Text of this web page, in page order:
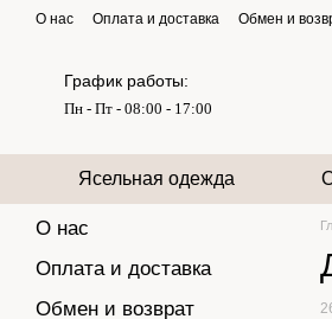
Перейти к основному контенту
О нас Оплата и доставка Обмен и
График работы:
Пн - Пт - 08:00 - 17:00
Ясельная одежда
О нас
Оплата и доставка
Обмен и возврат